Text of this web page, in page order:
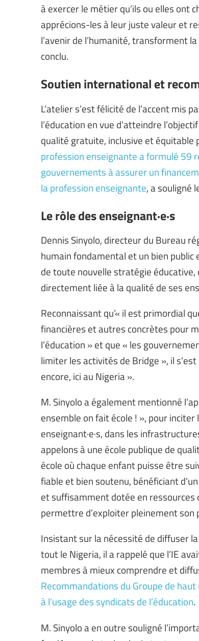
à exercer le métier qu’ils ou elles ont
apprécions-les à leur juste valeur et
l’avenir de l’humanité, transforment
conclu.
Soutien international et
L’atelier s’est félicité de l’accent
l’éducation en vue d’atteindre
qualité gratuite, inclusive et équitable
profession enseignante a formulé 59
gouvernements à assurer un
la profession enseignante, a souligné
Le rôle des enseignant·e·s
Dennis Sinyolo, directeur du Bureau
humain fondamental et un bien public
de toute nouvelle stratégie éducative,
directement liée à la qualité de ses
Reconnaissant qu’« il est primordial
financières et autres concrètes pour
l’éducation » et que « les
limiter les activités de Bridge », il
encore, ici au Nigeria ».
M. Sinyolo a également mentionné
ensemble on fait école ! », pour
enseignant·e·s, dans les
appelons à une école publique de
école où chaque enfant puisse être
fiable et bien soutenu, bénéficiant
et suffisamment dotée en ressources
permettre d’exploiter pleinement son
Insistant sur la nécessité de diffuser
tout le Nigeria, il a rappelé que l’IE
membres à mieux comprendre et
Recommandations du Groupe de
à l’usage des syndicats de l’éducation.
M. Sinyolo a en outre souligné